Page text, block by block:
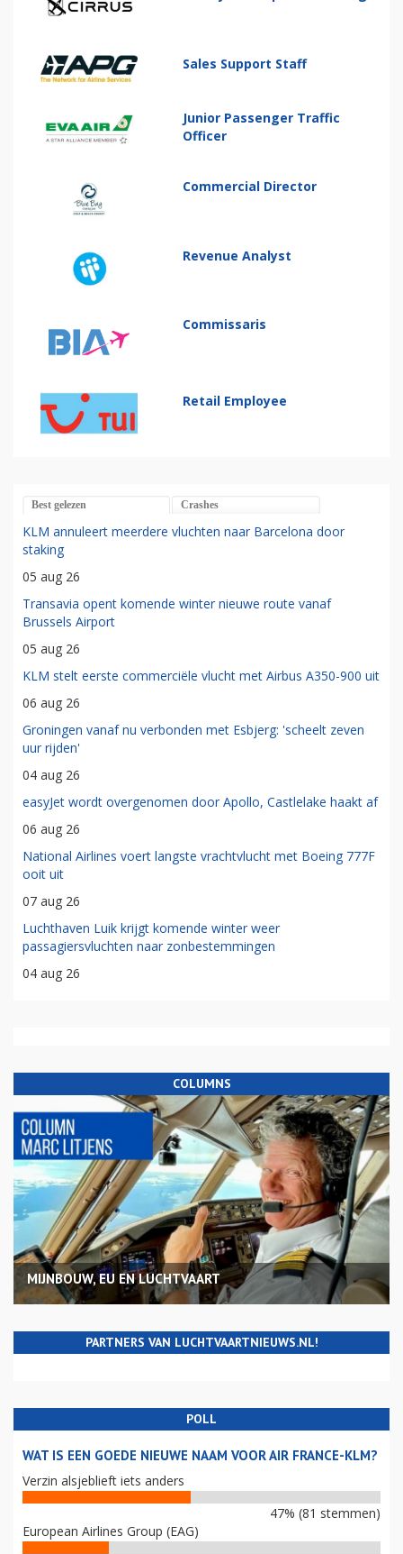
Sales Support Staff
Junior Passenger Traffic
Officer
Commercial Director
Revenue Analyst
Commissaris
Retail Employee
Best gelezen Crashes
KLM annuleert meerdere vluchten naar Barcelona door
staking
05 aug 26
Transavia opent komende winter nieuwe route vanaf
Brussels Airport
05 aug 26
KLM stelt eerste commerciële vlucht met Airbus A350-900 uit
06 aug 26
Groningen vanaf nu verbonden met Esbjerg: 'scheelt zeven
uur rijden'
04 aug 26
easyJet wordt overgenomen door Apollo, Castlelake haakt af
06 aug 26
National Airlines voert langste vrachtvlucht met Boeing 777F
ooit uit
07 aug 26
Luchthaven Luik krijgt komende winter weer
passagiersvluchten naar zonbestemmingen
04 aug 26
COLUMNS
MIJNBOUW, EU EN LUCHTVAART
PARTNERS VAN LUCHTVAARTNIEUWS.NL!
POLL
WAT IS EEN GOEDE NIEUWE NAAM VOOR AIR FRANCE-KLM?
Verzin alsjeblieft iets anders
47% (81 stemmen)
European Airlines Group (EAG)